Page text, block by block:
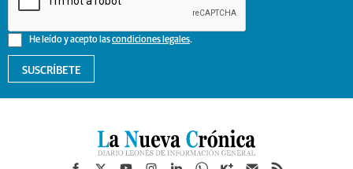
He leído y acepto lascondiciones legales.
SUSCRÍBETE